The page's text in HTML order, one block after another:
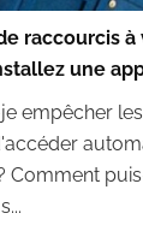
raccourcis
une
empêcher
Comment